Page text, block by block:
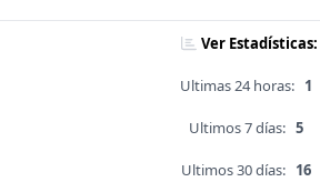
Ver Estadísticas:
Ultimas 24 horas: 1
Ultimos 7 días: 5
Ultimos 30 días: 16